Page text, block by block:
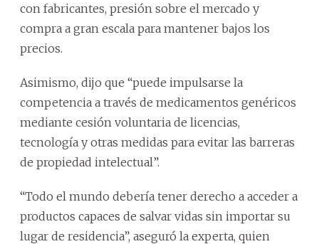
con fabricantes, presión sobre el mercado y
compra a gran escala para mantener bajos los
precios.
Asimismo, dijo que “puede impulsarse la
competencia a través de medicamentos genéricos
mediante cesión voluntaria de licencias,
tecnología y otras medidas para evitar las barreras
de propiedad intelectual”.
“Todo el mundo debería tener derecho a acceder a
productos capaces de salvar vidas sin importar su
lugar de residencia”, aseguró la experta, quien